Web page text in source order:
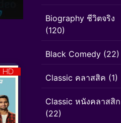
HD
Biography ชีวิตจริง
(120)
Black Comedy (22)
Classic คลาสสิค (1)
Classic หนังคลาสสิก
(22)